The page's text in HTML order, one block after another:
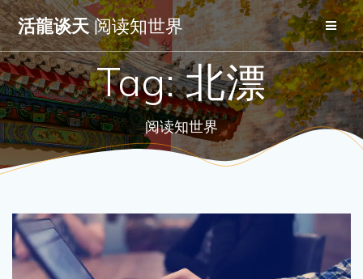
Skip
to
content
活龍谈天阅读知世界
Tag:北漂
阅读知世界